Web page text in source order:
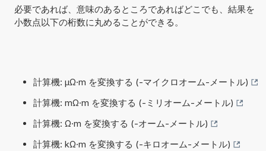
必要であれば、意味のあるところであればどこでも、結果を
小数点以下の桁数に丸めることができる。
計算機: µΩ·m を変換する (-マイクロオーム-メートル)
計算機: mΩ·m を変換する (-ミリオーム-メートル)
計算機: Ω·m を変換する (-オーム-メートル)
計算機: kΩ·m を変換する (-キロオーム-メートル)